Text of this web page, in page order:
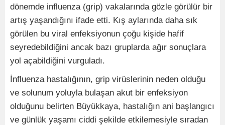
dönemde influenza (grip) vakalarında gözle görülür bir
artış yaşandığını ifade etti. Kış aylarında daha sık
görülen bu viral enfeksiyonun çoğu kişide hafif
seyredebildiğini ancak bazı gruplarda ağır sonuçlara
yol açabildiğini vurguladı.
İnfluenza hastalığının, grip virüslerinin neden olduğu
ve solunum yoluyla bulaşan akut bir enfeksiyon
olduğunu belirten Büyükkaya, hastalığın ani başlangıcı
ve günlük yaşamı ciddi şekilde etkilemesiyle sıradan